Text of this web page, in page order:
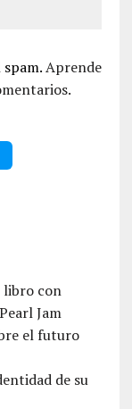
Aprende
libro con
Jam
el futuro
de su